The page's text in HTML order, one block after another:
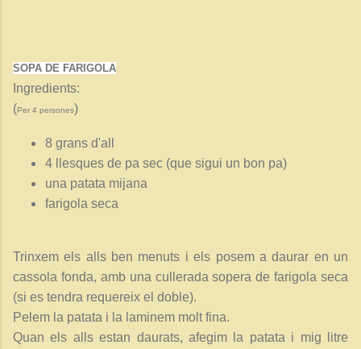
SOPA DE FARIGOLA
Ingredients:
(Per 4 persones)
8 grans d'all
4 llesques de pa sec (que sigui un bon pa)
una patata mijana
farigola seca
Trinxem els alls ben menuts i els posem a daurar en un
cassola fonda, amb una cullerada sopera de farigola seca
(si es tendra requereix el doble).
Pelem la patata i la laminem molt fina.
Quan els alls estan daurats, afegim la patata i mig litre